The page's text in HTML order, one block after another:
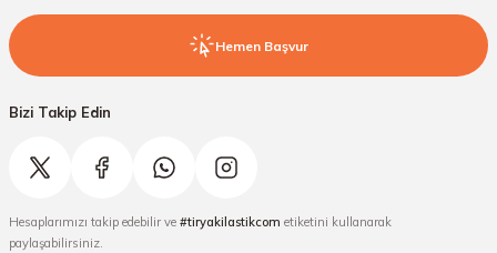
Hemen Başvur
Bizi Takip Edin
Hesaplarımızı takip edebilir ve #tiryakilastikcom etiketini kullanarak
paylaşabilirsiniz.